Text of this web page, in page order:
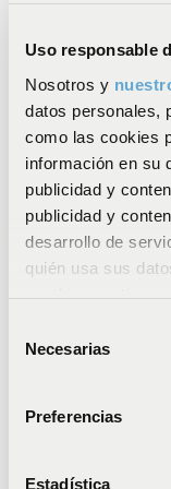
Uso responsable
Nosotros y
datos personales,
como las cookies
información en su
publicidad y
publicidad y
desarrollo de
quién usa sus
cambiar o retirar
el Menú de
Recopilar
metros
Necesarias
Preferencias
Estadística
nuestros
técnico.
Este punto
(dimensiones,
etc.). Si se ha
podrá corregirlo.
Este paso es
clientes.
Vista
Blanco 9016/70